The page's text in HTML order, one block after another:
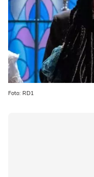
Foto: RD1